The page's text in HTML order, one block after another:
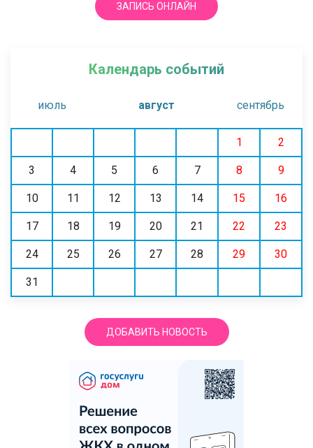
ЗАПИСЬ ОНЛАЙН
Календарь событий
июль август сентябрь
1 2
3 4 5 6 7 8 9
10 11 12 13 14 15 16
17 18 19 20 21 22 23
24 25 26 27 28 29 30
31
ДОБАВИТЬ НОВОСТЬ